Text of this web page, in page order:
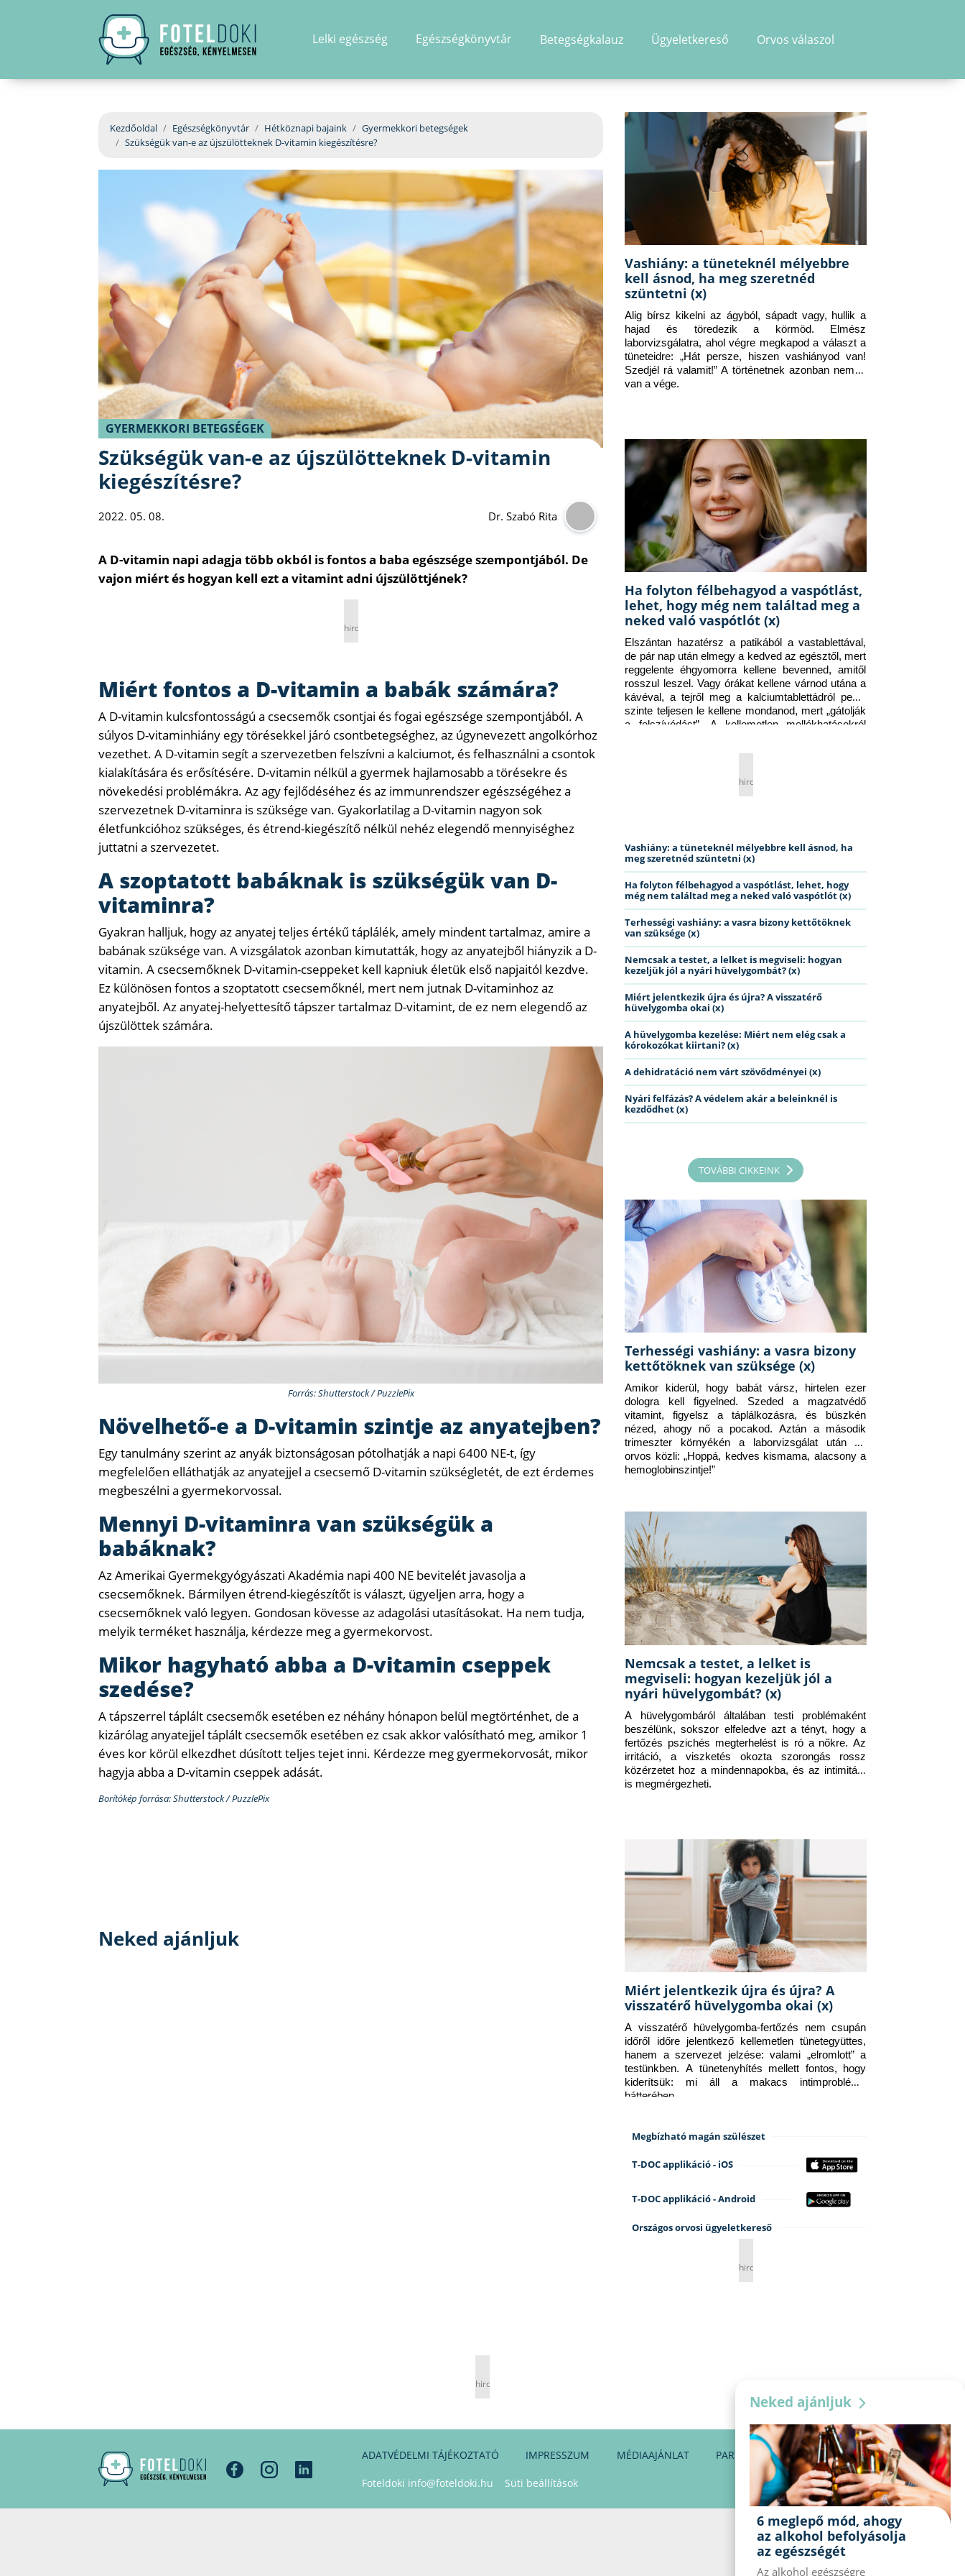
Lelki egészség Egészségkönyvtár Betegségkalauz Ügyeletkereső Orvos válaszol
Kezdőoldal Egészségkönyvtár Hétköznapi bajaink
Gyermekkori betegségek
Szükségük van-e az újszülötteknek D-vitamin kiegészítésre?
GYERMEKKORI BETEGSÉGEK
Szükségük van-e az újszülötteknek D-vitamin
kiegészítésre?
2022. 05. 08. Dr. Szabó Rita
A D-vitamin napi adagja több okból is fontos a baba egészsége szempontjából. De
vajon miért és hogyan kell ezt a vitamint adni újszülöttjének?
hirdetés
Miért fontos a D-vitamin a babák számára?
A D-vitamin kulcsfontosságú a csecsemők csontjai és fogai egészsége szempontjából. A
súlyos D-vitaminhiány egy törésekkel járó csontbetegséghez, az úgynevezett angolkórhoz
vezethet. A D-vitamin segít a szervezetben felszívni a kalciumot, és felhasználni a csontok
kialakítására és erősítésére. D-vitamin nélkül a gyermek hajlamosabb a törésekre és
növekedési problémákra. Az agy fejlődéséhez és az immunrendszer egészségéhez a
szervezetnek D-vitaminra is szüksége van. Gyakorlatilag a D-vitamin nagyon sok
életfunkcióhoz szükséges, és étrend-kiegészítő nélkül nehéz elegendő mennyiséghez
juttatni a szervezetet.
A szoptatott babáknak is szükségük van D-
vitaminra?
Gyakran halljuk, hogy az anyatej teljes értékű táplálék, amely mindent tartalmaz, amire a
babának szüksége van. A vizsgálatok azonban kimutatták, hogy az anyatejből hiányzik a D-
vitamin. A csecsemőknek D-vitamin-cseppeket kell kapniuk életük első napjaitól kezdve.
Ez különösen fontos a szoptatott csecsemőknél, mert nem jutnak D-vitaminhoz az
anyatejből. Az anyatej-helyettesítő tápszer tartalmaz D-vitamint, de ez nem elegendő az
újszülöttek számára.
Forrás: Shutterstock / PuzzlePix
Növelhető-e a D-vitamin szintje az anyatejben?
Egy tanulmány szerint az anyák biztonságosan pótolhatják a napi 6400 NE-t, így
megfelelően elláthatják az anyatejjel a csecsemő D-vitamin szükségletét, de ezt érdemes
megbeszélni a gyermekorvossal.
Mennyi D-vitaminra van szükségük a
babáknak?
Az Amerikai Gyermekgyógyászati ​​Akadémia napi 400 NE bevitelét javasolja a
csecsemőknek. Bármilyen étrend-kiegészítőt is választ, ügyeljen arra, hogy a
csecsemőknek való legyen. Gondosan kövesse az adagolási utasításokat. Ha nem tudja,
melyik terméket használja, kérdezze meg a gyermekorvost.
Mikor hagyható abba a D-vitamin cseppek
szedése?
A tápszerrel táplált csecsemők esetében ez néhány hónapon belül megtörténhet, de a
kizárólag anyatejjel táplált csecsemők esetében ez csak akkor valósítható meg, amikor 1
éves kor körül elkezdhet dúsított teljes tejet inni. Kérdezze meg gyermekorvosát, mikor
hagyja abba a D-vitamin cseppek adását.
Borítókép forrása: Shutterstock / PuzzlePix
Neked ajánljuk
Vashiány: a tüneteknél mélyebbre
kell ásnod, ha meg szeretnéd
szüntetni (x)
Alig bírsz kikelni az ágyból, sápadt vagy, hullik a
hajad és töredezik a körmöd. Elmész
laborvizsgálatra, ahol végre megkapod a választ a
tüneteidre: „Hát persze, hiszen vashiányod van!
Szedjél rá valamit!” A történetnek azonban nem itt
van a vége.
Ha folyton félbehagyod a vaspótlást,
lehet, hogy még nem találtad meg a
neked való vaspótlót (x)
Elszántan hazatérsz a patikából a vastablettával,
de pár nap után elmegy a kedved az egésztől, mert
reggelente éhgyomorra kellene bevenned, amitől
rosszul leszel. Vagy órákat kellene várnod utána a
kávéval, a tejről meg a kalciumtablettádról pedig
szinte teljesen le kellene mondanod, mert „gátolják
a felszívódást”. A kellemetlen mellékhatásokról
hirdetés
Vashiány: a tüneteknél mélyebbre kell ásnod, ha
meg szeretnéd szüntetni (x)
Ha folyton félbehagyod a vaspótlást, lehet, hogy
még nem találtad meg a neked való vaspótlót (x)
Terhességi vashiány: a vasra bizony kettőtöknek
van szüksége (x)
Nemcsak a testet, a lelket is megviseli: hogyan
kezeljük jól a nyári hüvelygombát? (x)
Miért jelentkezik újra és újra? A visszatérő
hüvelygomba okai (x)
A hüvelygomba kezelése: Miért nem elég csak a
kórokozókat kiirtani? (x)
A dehidratáció nem várt szövődményei (x)
Nyári felfázás? A védelem akár a beleinknél is
kezdődhet (x)
TOVÁBBI CIKKEINK
Terhességi vashiány: a vasra bizony
kettőtöknek van szüksége (x)
Amikor kiderül, hogy babát vársz, hirtelen ezer
dologra kell figyelned. Szeded a magzatvédő
vitamint, figyelsz a táplálkozásra, és büszkén
nézed, ahogy nő a pocakod. Aztán a második
trimeszter környékén a laborvizsgálat után az
orvos közli: „Hoppá, kedves kismama, alacsony a
hemoglobinszintje!”
Nemcsak a testet, a lelket is
megviseli: hogyan kezeljük jól a
nyári hüvelygombát? (x)
A hüvelygombáról általában testi problémaként
beszélünk, sokszor elfeledve azt a tényt, hogy a
fertőzés pszichés megterhelést is ró a nőkre. Az
irritáció, a viszketés okozta szorongás rossz
közérzetet hoz a mindennapokba, és az intimitást
is megmérgezheti.
Miért jelentkezik újra és újra? A
visszatérő hüvelygomba okai (x)
A visszatérő hüvelygomba-fertőzés nem csupán
időről időre jelentkező kellemetlen tünetegyüttes,
hanem a szervezet jelzése: valami „elromlott” a
testünkben. A tünetenyhítés mellett fontos, hogy
kiderítsük: mi áll a makacs intimprobléma
hátterében.
Megbízható magán szülészet
T-DOC applikáció - iOS
T-DOC applikáció - Android
Országos orvosi ügyeletkereső
hirdetés
hirdetés
ADATVÉDELMI TÁJÉKOZTATÓ IMPRESSZUM MÉDIAAJÁNLAT PARTNEREINK KAPCSOLAT
Foteldoki info@foteldoki.hu Süti beállítások
Neked ajánljuk
6 meglepő mód, ahogy
az alkohol befolyásolja
az egészségét
Az alkohol egészségre